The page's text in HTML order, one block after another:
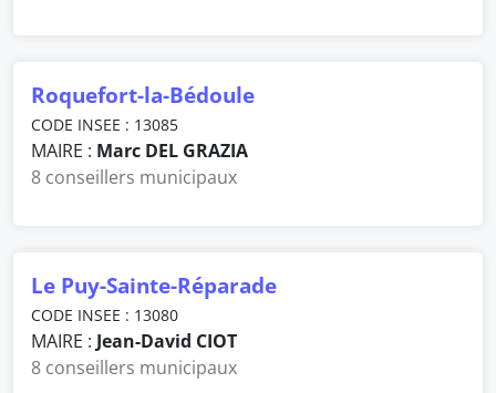
Roquefort-la-Bédoule
CODE INSEE : 13085
MAIRE : Marc DEL GRAZIA
8 conseillers municipaux
Le Puy-Sainte-Réparade
CODE INSEE : 13080
MAIRE : Jean-David CIOT
8 conseillers municipaux